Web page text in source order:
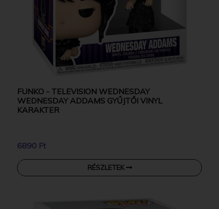
FUNKO - TELEVISION WEDNESDAY
WEDNESDAY ADDAMS GYŰJTŐI VINYL
KARAKTER
6890 Ft
RÉSZLETEK